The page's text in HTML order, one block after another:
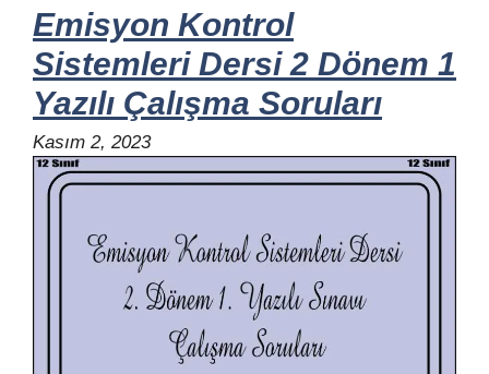
Emisyon Kontrol
Sistemleri Dersi 2 Dönem 1
Yazılı Çalışma Soruları
Kasım 2, 2023